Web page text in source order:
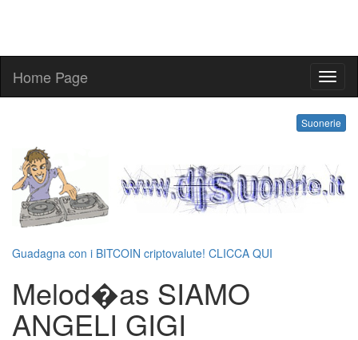
Home Page
Suonerie
Guadagna con i BITCOIN criptovalute! CLICCA QUI
Melod�as SIAMO
ANGELI GIGI